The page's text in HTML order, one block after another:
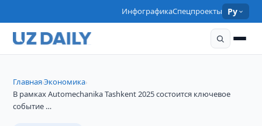
ИнфографикаСпецпроекты Ру
Главная›Экономика›
В рамках Automechanika Tashkent 2025 состоится ключевое
событие …